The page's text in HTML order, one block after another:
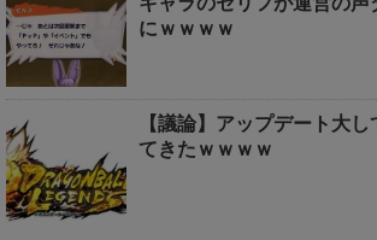
にｗｗｗｗ
【議論】アップデート大
てきたｗｗｗｗ